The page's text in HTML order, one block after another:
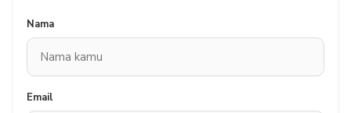
Nama
Email